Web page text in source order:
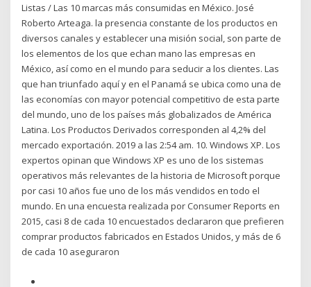
Listas / Las 10 marcas más consumidas en México. José
Roberto Arteaga. la presencia constante de los productos en
diversos canales y establecer una misión social, son parte de
los elementos de los que echan mano las empresas en
México, así como en el mundo para seducir a los clientes. Las
que han triunfado aquí y en el Panamá se ubica como una de
las economías con mayor potencial competitivo de esta parte
del mundo, uno de los países más globalizados de América
Latina. Los Productos Derivados corresponden al 4,2% del
mercado exportación. 2019 a las 2:54 am. 10. Windows XP. Los
expertos opinan que Windows XP es uno de los sistemas
operativos más relevantes de la historia de Microsoft porque
por casi 10 años fue uno de los más vendidos en todo el
mundo. En una encuesta realizada por Consumer Reports en
2015, casi 8 de cada 10 encuestados declararon que prefieren
comprar productos fabricados en Estados Unidos, y más de 6
de cada 10 aseguraron